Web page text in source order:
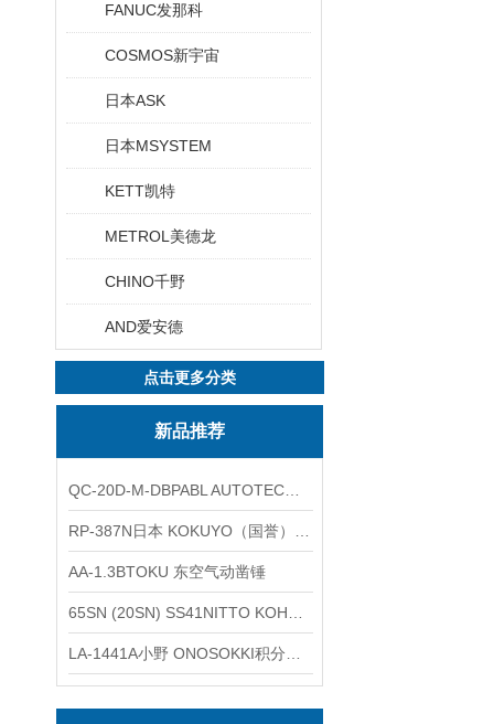
FANUC发那科
COSMOS新宇宙
日本ASK
日本MSYSTEM
KETT凯特
METROL美德龙
CHINO千野
AND爱安德
点击更多分类
新品推荐
AA-1.3BTOKU 东空气动凿锤